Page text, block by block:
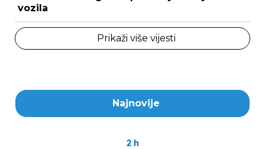
vozila
Prikaži više vijesti
Najnovije
2 h